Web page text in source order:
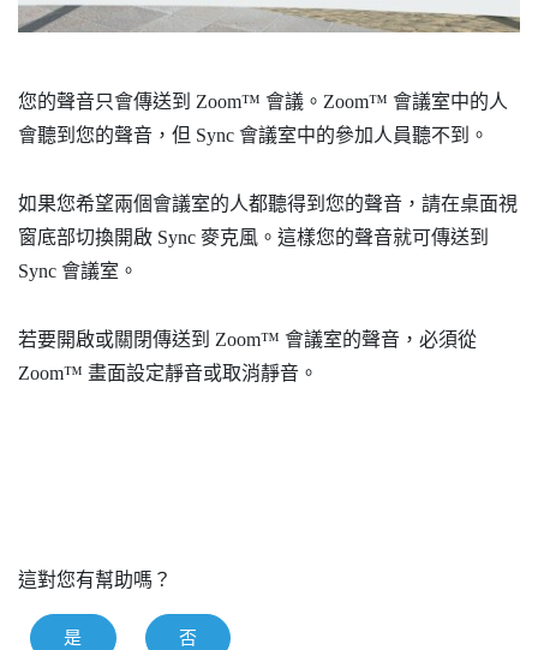
您的聲音只會傳送到 Zoom™ 會議。 Zoom™ 會議室中的人
會聽到您的聲音，但 Sync 會議室中的參加人員聽不到。
如果您希望兩個會議室的人都聽得到您的聲音，請在桌面視
窗底部切換開啟 Sync 麥克風。這樣您的聲音就可傳送到
Sync 會議室。
若要開啟或關閉傳送到 Zoom™ 會議室的聲音，必須從
Zoom™ 畫面設定靜音或取消靜音。
這對您有幫助嗎？
是 否